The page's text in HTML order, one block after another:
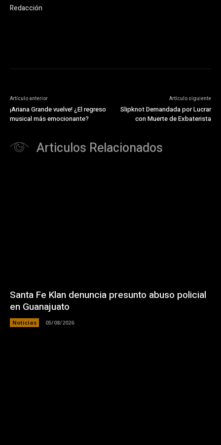
Redacción
Artículo anterior
¡Ariana Grande vuelve! ¿El regreso
musical más emocionante?
Artículo siguiente
Slipknot Demandada por Lucrar
con Muerte de Exbaterista
Articulos Relacionados
Santa Fe Klan denuncia presunto abuso policial
en Guanajuato
Noticias 05/08/2026